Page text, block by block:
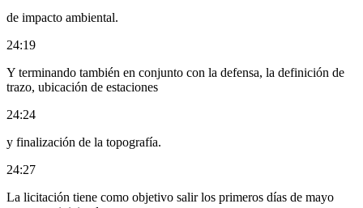
de impacto ambiental.
24:19
Y terminando también en conjunto con la defensa, la definición de
trazo, ubicación de estaciones
24:24
y finalización de la topografía.
24:27
La licitación tiene como objetivo salir los primeros días de mayo